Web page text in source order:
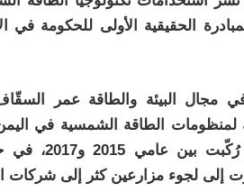
والتجارة عام 2014 ، هو المبادرة الحقيقية الأولى
مجال البيئة والطاقة عمر
المنظومات الشمسية